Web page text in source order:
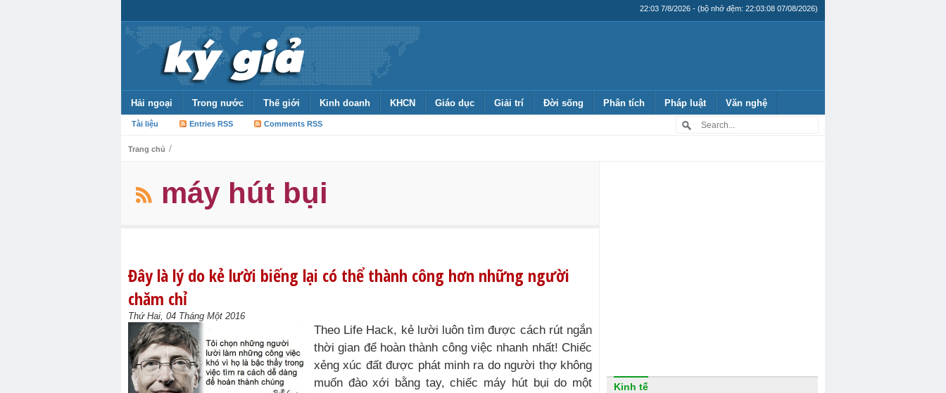
22:03 7/8/2026 - (bộ nhớ đệm: 22:03:08 07/08/2026)
Hải ngoại Trong nước Thế giới Kinh doanh KHCN Giáo dục Giải trí Đời sống Phân tích Pháp luật Văn nghệ
Tài liệu Entries RSS Comments RSS
Trang chủ /
máy hút bụi
Đây là lý do kẻ lười biếng lại có thể thành công hơn những người
chăm chỉ
Thứ Hai, 04 Tháng Một 2016
Theo Life Hack, kẻ lười luôn tìm được cách rút ngắn
thời gian để hoàn thành công việc nhanh nhất! Chiếc
xẻng xúc đất được phát minh ra do người thợ không
muốn đào xới bằng tay, chiếc máy hút bụi do một
Kinh tế